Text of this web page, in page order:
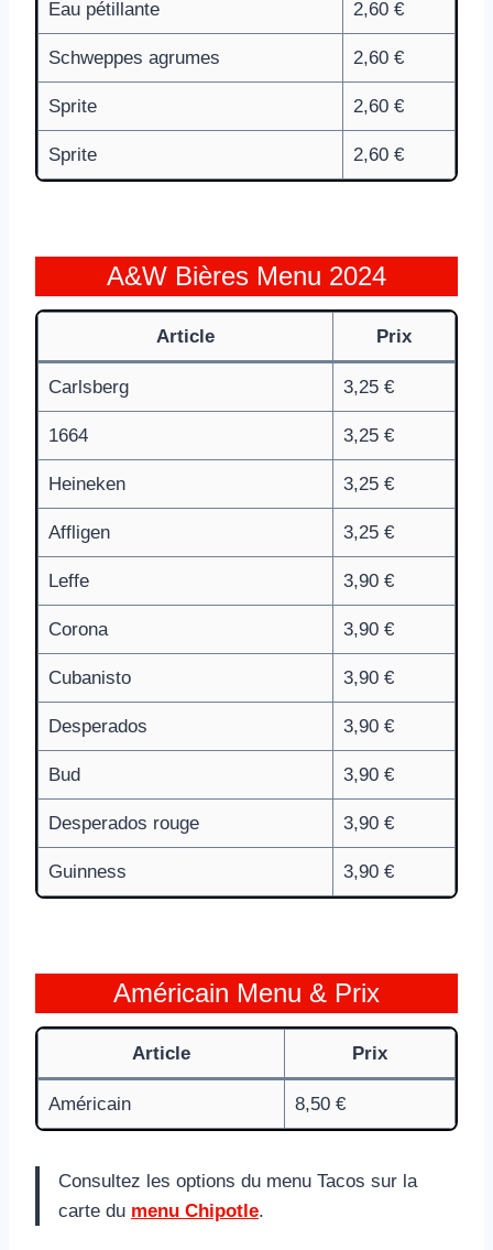
Eau pétillante 2,60 €
Schweppes agrumes 2,60 €
Sprite 2,60 €
Sprite 2,60 €
A&W Bières Menu 2024
Article Prix
Carlsberg 3,25 €
1664 3,25 €
Heineken 3,25 €
Affligen 3,25 €
Leffe 3,90 €
Corona 3,90 €
Cubanisto 3,90 €
Desperados 3,90 €
Bud 3,90 €
Desperados rouge 3,90 €
Guinness 3,90 €
Américain Menu & Prix
Article Prix
Américain 8,50 €
Consultez les options du menu Tacos sur la
carte du menu Chipotle.